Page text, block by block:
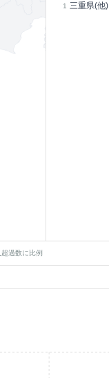
1 三重県(他)
過数に比例